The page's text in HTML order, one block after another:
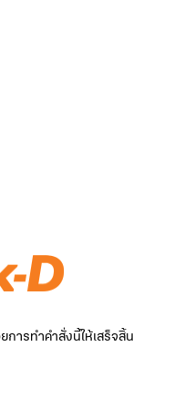
ารทำคำสั่งนี้ให้เสร็จสิ้น